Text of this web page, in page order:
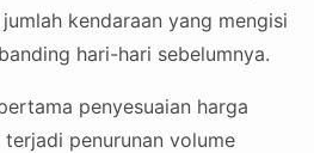
kendaraan yang mengisi
hari-hari sebelumnya.
penyesuaian harga
penurunan volume